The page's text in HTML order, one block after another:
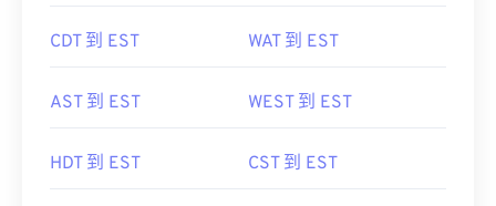
CDT 到 EST WAT 到 EST
AST 到 EST WEST 到 EST
HDT 到 EST CST 到 EST